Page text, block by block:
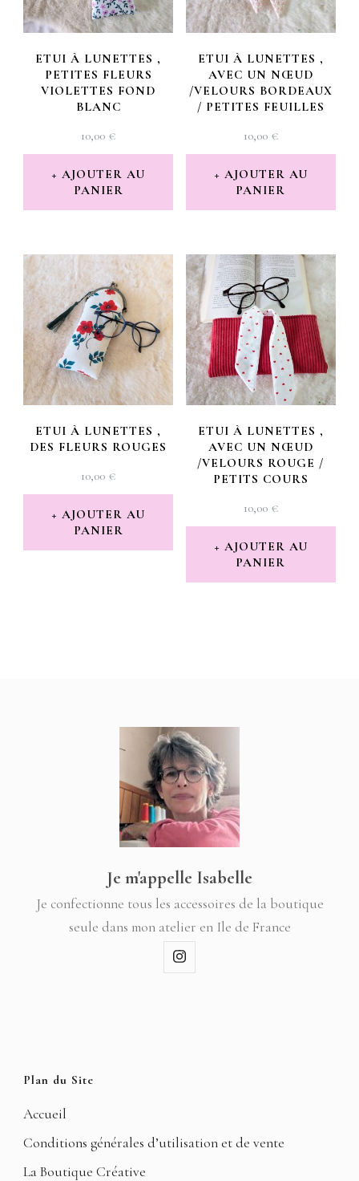
ETUI À LUNETTES ,
PETITES FLEURS
VIOLETTES FOND
BLANC
10,00 €
AJOUTER AU
PANIER
ETUI À LUNETTES ,
AVEC UN NŒUD
/VELOURS BORDEAUX
/ PETITES FEUILLES
10,00 €
AJOUTER AU
PANIER
ETUI À LUNETTES ,
DES FLEURS ROUGES
10,00 €
AJOUTER AU
PANIER
ETUI À LUNETTES ,
AVEC UN NŒUD
/VELOURS ROUGE /
PETITS COURS
10,00 €
AJOUTER AU
PANIER
Je m'appelle Isabelle
Je confectionne tous les accessoires de la boutique
seule dans mon atelier en Ile de France
Plan du Site
Accueil
Conditions générales d’utilisation et de vente
La Boutique Créative